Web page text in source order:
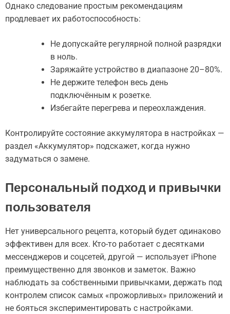
Однако следование простым рекомендациям
продлевает их работоспособность:
Не допускайте регулярной полной разрядки
в ноль.
Заряжайте устройство в диапазоне 20–80%.
Не держите телефон весь день
подключённым к розетке.
Избегайте перегрева и переохлаждения.
Контролируйте состояние аккумулятора в настройках —
раздел «Аккумулятор» подскажет, когда нужно
задуматься о замене.
Персональный подход и привычки
пользователя
Нет универсального рецепта, который будет одинаково
эффективен для всех. Кто-то работает с десятками
мессенджеров и соцсетей, другой — использует iPhone
преимущественно для звонков и заметок. Важно
наблюдать за собственными привычками, держать под
контролем список самых «прожорливых» приложений и
не бояться экспериментировать с настройками.